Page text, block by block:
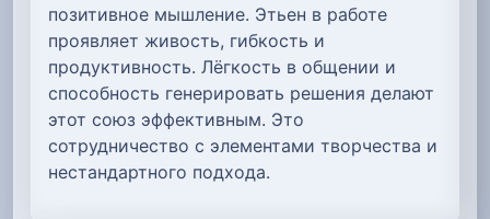
позитивное мышление. Этьен в работе
проявляет живость, гибкость и
продуктивность. Лёгкость в общении и
способность генерировать решения делают
этот союз эффективным. Это
сотрудничество с элементами творчества и
нестандартного подхода.